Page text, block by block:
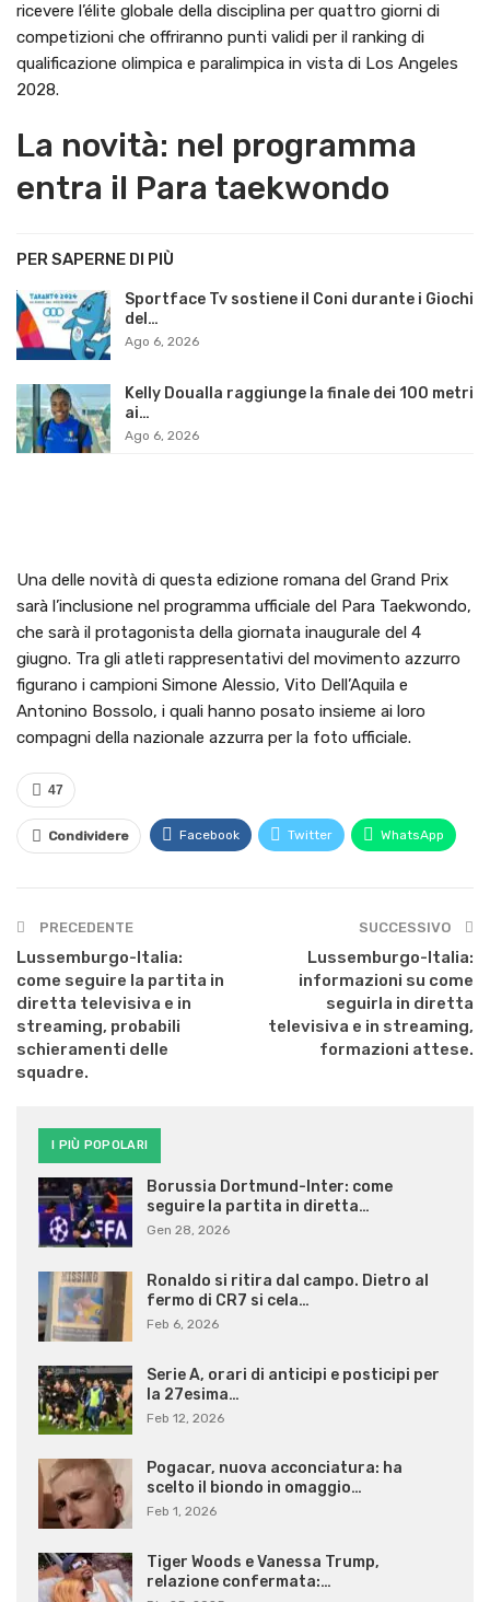
ricevere l’élite globale della disciplina per quattro giorni di
competizioni che offriranno punti validi per il ranking di
qualificazione olimpica e paralimpica in vista di Los Angeles
2028.
La novità: nel programma
entra il Para taekwondo
PER SAPERNE DI PIÙ
Sportface Tv sostiene il Coni durante i Giochi
del…
Ago 6, 2026
Kelly Doualla raggiunge la finale dei 100 metri
ai…
Ago 6, 2026
Una delle novità di questa edizione romana del Grand Prix
sarà l’inclusione nel programma ufficiale del Para Taekwondo,
che sarà il protagonista della giornata inaugurale del 4
giugno. Tra gli atleti rappresentativi del movimento azzurro
figurano i campioni Simone Alessio, Vito Dell’Aquila e
Antonino Bossolo, i quali hanno posato insieme ai loro
compagni della nazionale azzurra per la foto ufficiale.
47
Condividere Facebook Twitter WhatsApp
PRECEDENTE
Lussemburgo-Italia:
come seguire la partita in
diretta televisiva e in
streaming, probabili
schieramenti delle
squadre.
SUCCESSIVO
Lussemburgo-Italia:
informazioni su come
seguirla in diretta
televisiva e in streaming,
formazioni attese.
I PIÙ POPOLARI
Borussia Dortmund-Inter: come
seguire la partita in diretta…
Gen 28, 2026
Ronaldo si ritira dal campo. Dietro al
fermo di CR7 si cela…
Feb 6, 2026
Serie A, orari di anticipi e posticipi per
la 27esima…
Feb 12, 2026
Pogacar, nuova acconciatura: ha
scelto il biondo in omaggio…
Feb 1, 2026
Tiger Woods e Vanessa Trump,
relazione confermata:…